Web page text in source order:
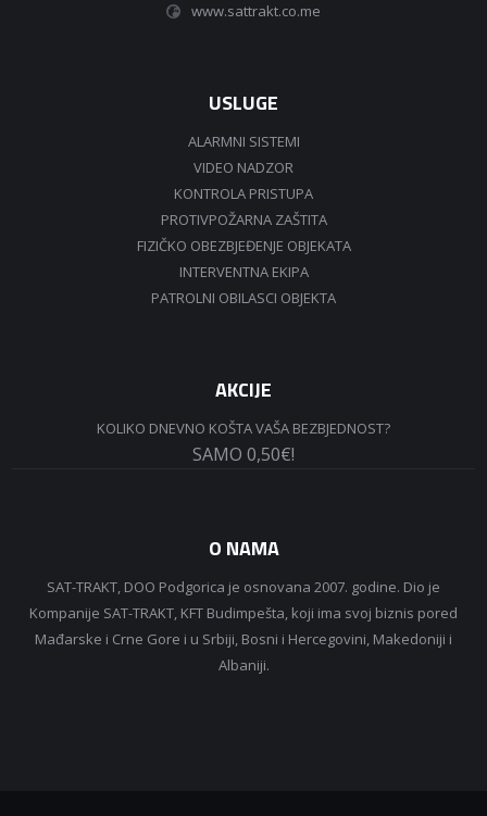
www.sattrakt.co.me
USLUGE
ALARMNI SISTEMI
VIDEO NADZOR
KONTROLA PRISTUPA
PROTIVPOŽARNA ZAŠTITA
FIZIČKO OBEZBJEĐENJE OBJEKATA
INTERVENTNA EKIPA
PATROLNI OBILASCI OBJEKTA
AKCIJE
KOLIKO DNEVNO KOŠTA VAŠA BEZBJEDNOST?
SAMO 0,50€!
O NAMA
SAT-TRAKT, DOO Podgorica je osnovana 2007. godine. Dio je
Kompanije SAT-TRAKT, KFT Budimpešta, koji ima svoj biznis pored
Mađarske i Crne Gore i u Srbiji, Bosni i Hercegovini, Makedoniji i
Albaniji.